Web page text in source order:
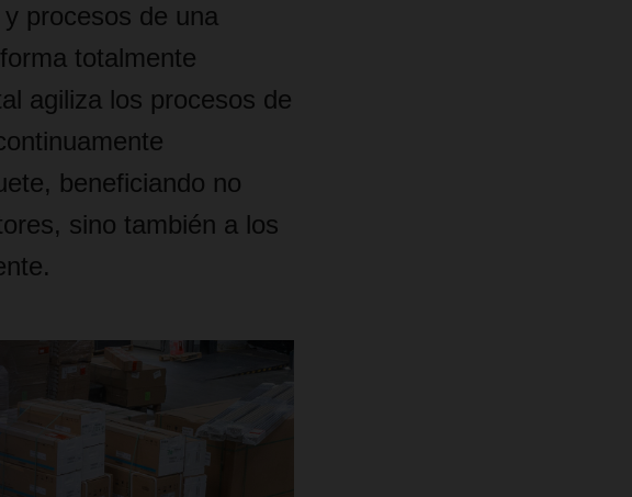
procesos de una
totalmente
agiliza los procesos de
beneficiando no
sino también a los